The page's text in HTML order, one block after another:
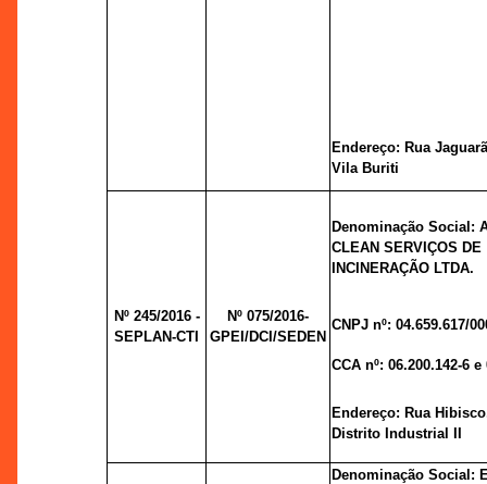
Endereço: Rua
Vila Buriti
Nº 245/2016 -
SEPLAN-CTI
Nº 075/2016-
GPEI/DCI/SEDEN
Denominação Social:
CLEAN SERVIÇOS DE
INCINERAÇÃO LTDA.
CNPJ nº: 04.659.617/
CCA nº: 06.200.142-6 e
Endereço: Rua
Distrito Industrial II
Denominação Social: